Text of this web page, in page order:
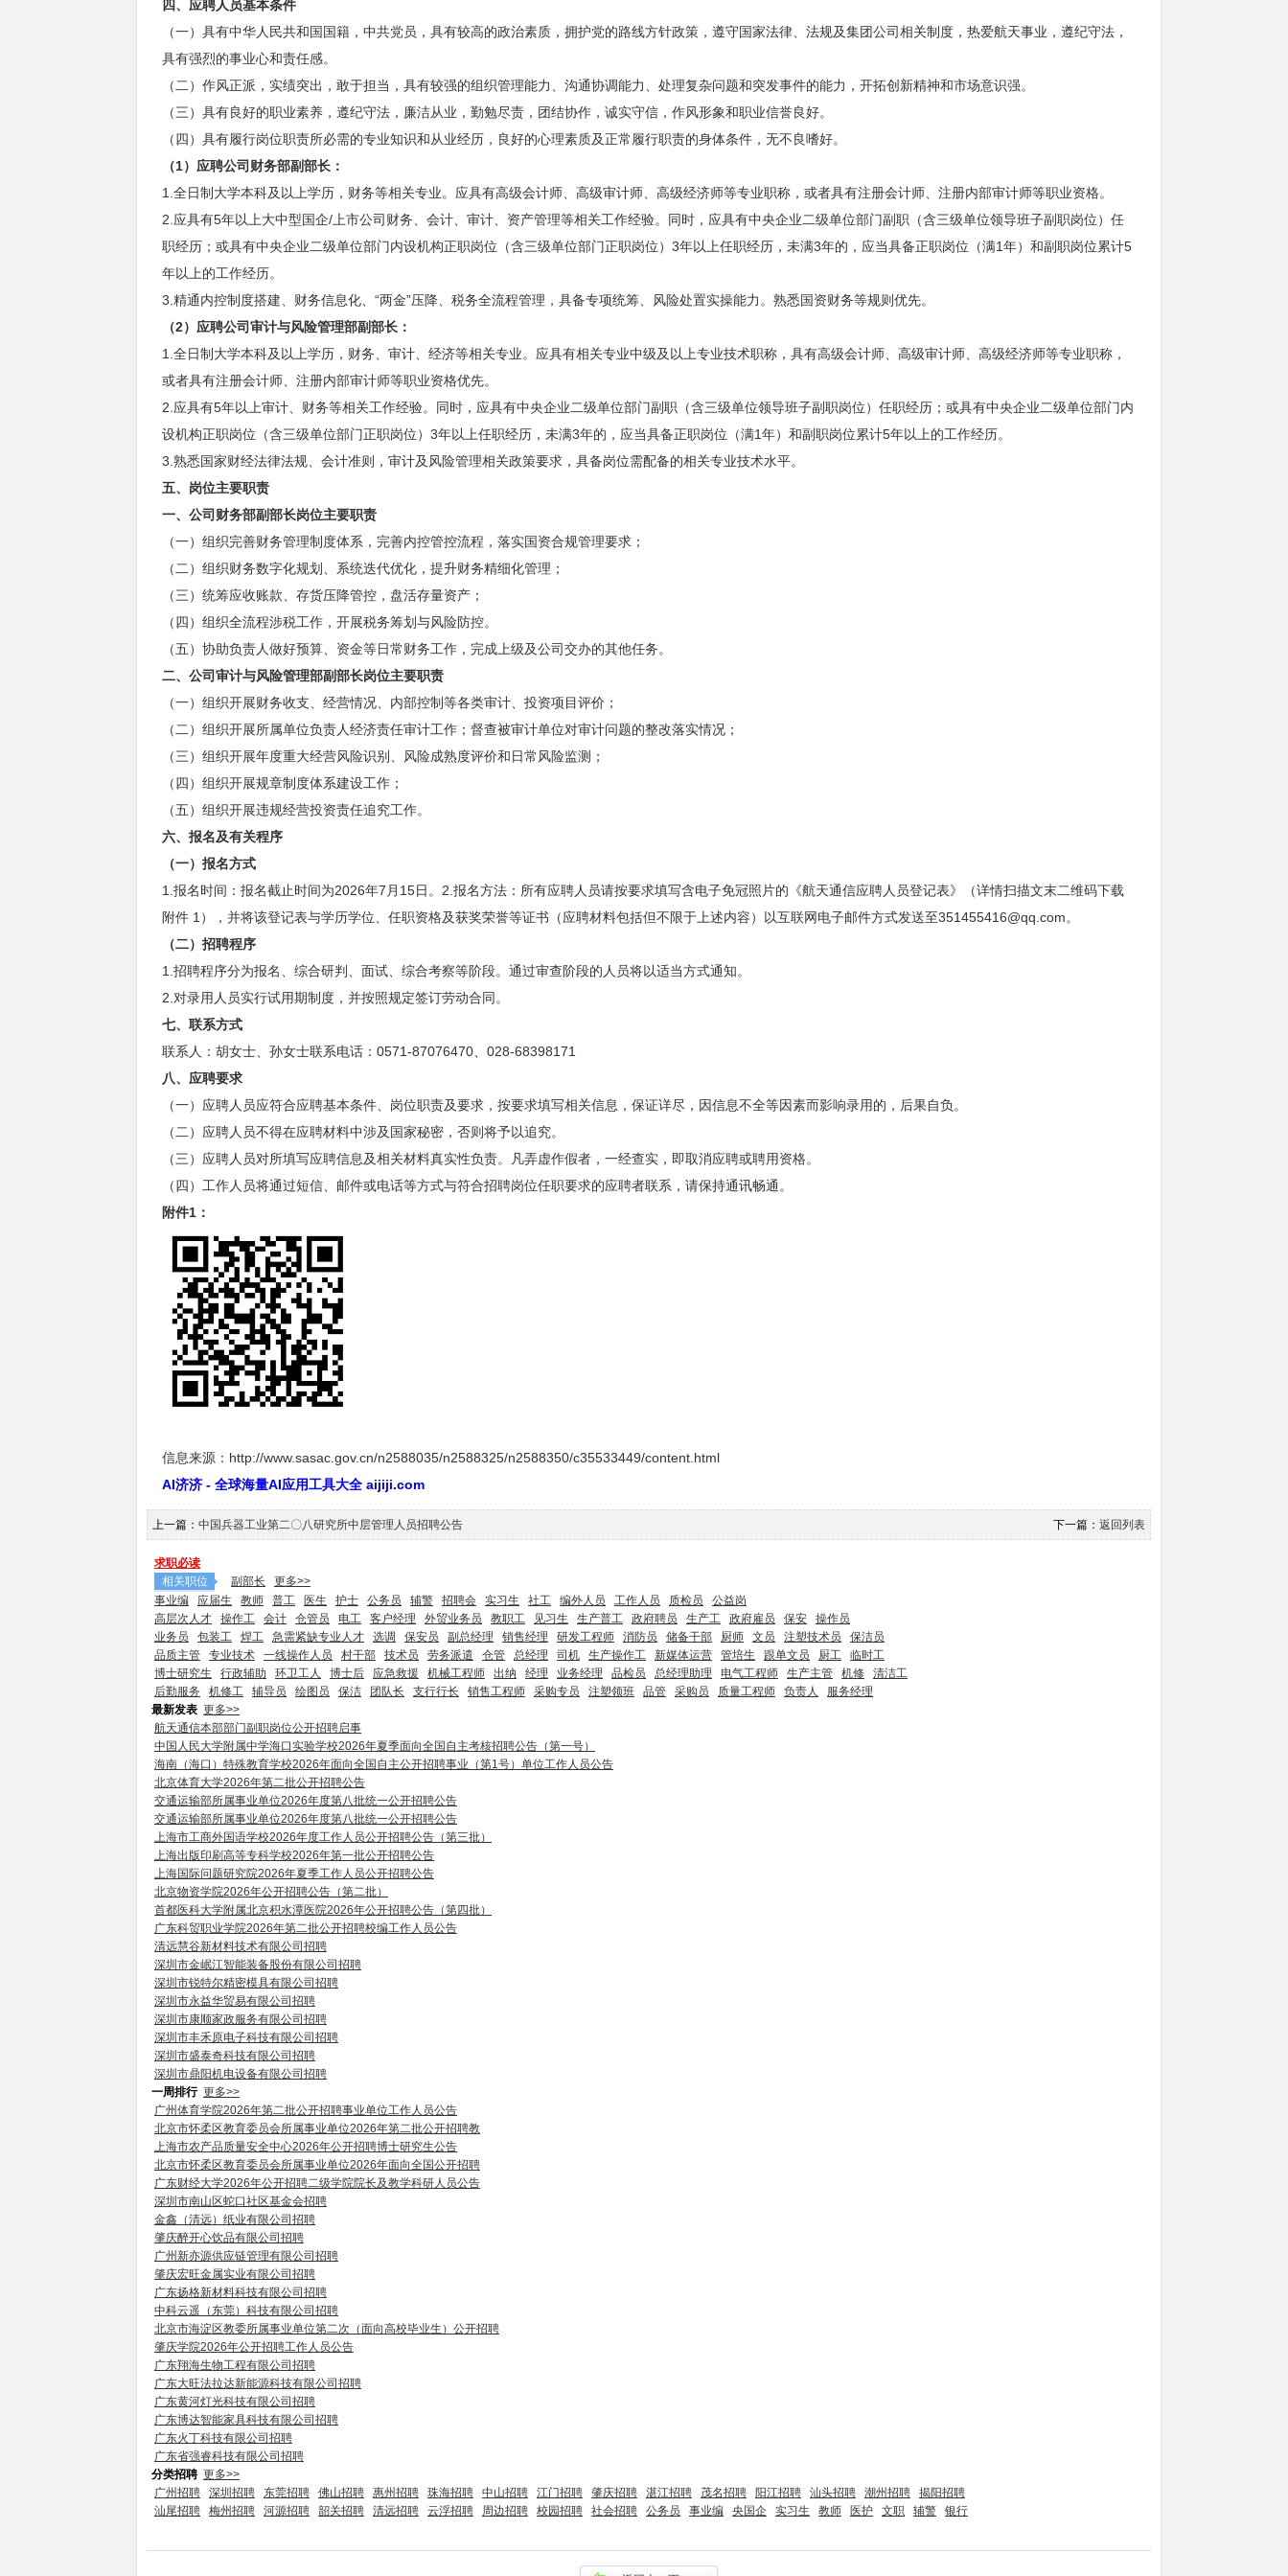
四、应聘人员基本条件
（一）具有中华人民共和国国籍，中共党员，具有较高的政治素质，拥护党的路线方针政策，遵守国家法律、法规及集团公司相关制度，热爱航天事业，遵纪守法，
具有强烈的事业心和责任感。
（二）作风正派，实绩突出，敢于担当，具有较强的组织管理能力、沟通协调能力、处理复杂问题和突发事件的能力，开拓创新精神和市场意识强。
（三）具有良好的职业素养，遵纪守法，廉洁从业，勤勉尽责，团结协作，诚实守信，作风形象和职业信誉良好。
（四）具有履行岗位职责所必需的专业知识和从业经历，良好的心理素质及正常履行职责的身体条件，无不良嗜好。
（1）应聘公司财务部副部长：
1.全日制大学本科及以上学历，财务等相关专业。应具有高级会计师、高级审计师、高级经济师等专业职称，或者具有注册会计师、注册内部审计师等职业资格。
2.应具有5年以上大中型国企/上市公司财务、会计、审计、资产管理等相关工作经验。同时，应具有中央企业二级单位部门副职（含三级单位领导班子副职岗位）任
职经历；或具有中央企业二级单位部门内设机构正职岗位（含三级单位部门正职岗位）3年以上任职经历，未满3年的，应当具备正职岗位（满1年）和副职岗位累计5
年以上的工作经历。
3.精通内控制度搭建、财务信息化、“两金”压降、税务全流程管理，具备专项统筹、风险处置实操能力。熟悉国资财务等规则优先。
（2）应聘公司审计与风险管理部副部长：
1.全日制大学本科及以上学历，财务、审计、经济等相关专业。应具有相关专业中级及以上专业技术职称，具有高级会计师、高级审计师、高级经济师等专业职称，
或者具有注册会计师、注册内部审计师等职业资格优先。
2.应具有5年以上审计、财务等相关工作经验。同时，应具有中央企业二级单位部门副职（含三级单位领导班子副职岗位）任职经历；或具有中央企业二级单位部门内
设机构正职岗位（含三级单位部门正职岗位）3年以上任职经历，未满3年的，应当具备正职岗位（满1年）和副职岗位累计5年以上的工作经历。
3.熟悉国家财经法律法规、会计准则，审计及风险管理相关政策要求，具备岗位需配备的相关专业技术水平。
五、岗位主要职责
一、公司财务部副部长岗位主要职责
（一）组织完善财务管理制度体系，完善内控管控流程，落实国资合规管理要求；
（二）组织财务数字化规划、系统迭代优化，提升财务精细化管理；
（三）统筹应收账款、存货压降管控，盘活存量资产；
（四）组织全流程涉税工作，开展税务筹划与风险防控。
（五）协助负责人做好预算、资金等日常财务工作，完成上级及公司交办的其他任务。
二、公司审计与风险管理部副部长岗位主要职责
（一）组织开展财务收支、经营情况、内部控制等各类审计、投资项目评价；
（二）组织开展所属单位负责人经济责任审计工作；督查被审计单位对审计问题的整改落实情况；
（三）组织开展年度重大经营风险识别、风险成熟度评价和日常风险监测；
（四）组织开展规章制度体系建设工作；
（五）组织开展违规经营投资责任追究工作。
六、报名及有关程序
（一）报名方式
1.报名时间：报名截止时间为2026年7月15日。2.报名方法：所有应聘人员请按要求填写含电子免冠照片的《航天通信应聘人员登记表》（详情扫描文末二维码下载
附件 1），并将该登记表与学历学位、任职资格及获奖荣誉等证书（应聘材料包括但不限于上述内容）以互联网电子邮件方式发送至351455416@qq.com。
（二）招聘程序
1.招聘程序分为报名、综合研判、面试、综合考察等阶段。通过审查阶段的人员将以适当方式通知。
2.对录用人员实行试用期制度，并按照规定签订劳动合同。
七、联系方式
联系人：胡女士、孙女士联系电话：0571-87076470、028-68398171
八、应聘要求
（一）应聘人员应符合应聘基本条件、岗位职责及要求，按要求填写相关信息，保证详尽，因信息不全等因素而影响录用的，后果自负。
（二）应聘人员不得在应聘材料中涉及国家秘密，否则将予以追究。
（三）应聘人员对所填写应聘信息及相关材料真实性负责。凡弄虚作假者，一经查实，即取消应聘或聘用资格。
（四）工作人员将通过短信、邮件或电话等方式与符合招聘岗位任职要求的应聘者联系，请保持通讯畅通。
附件1：
信息来源：http://www.sasac.gov.cn/n2588035/n2588325/n2588350/c35533449/content.html
AI济济 - 全球海量AI应用工具大全 aijiji.com
上一篇： 中国兵器工业第二〇八研究所中层管理人员招聘公告 下一篇： 返回列表
求职必读
相关职位
副部长
更多>>
事业编
应届生 教师 普工 医生 护士 公务员 辅警 招聘会 实习生 社工 编外人员 工作人员 质检员
公益岗
高层次人才
操作工 会计 仓管员 电工 客户经理 外贸业务员 教职工 见习生 生产普工 政府聘员 生产工 政府雇员 保安
操作员
业务员
包装工 焊工 急需紧缺专业人才 选调 保安员 副总经理 销售经理 研发工程师 消防员 储备干部 厨师 文员 注塑技术员
保洁员
品质主管
专业技术 一线操作人员 村干部 技术员 劳务派遣 仓管 总经理 司机 生产操作工 新媒体运营 管培生 跟单文员 厨工
临时工
博士研究生
行政辅助 环卫工人 博士后 应急救援 机械工程师 出纳 经理 业务经理 品检员 总经理助理 电气工程师 生产主管 机修
清洁工
后勤服务
机修工 辅导员 绘图员 保洁 团队长 支行行长 销售工程师 采购专员 注塑领班 品管 采购员 质量工程师 负责人
服务经理
最新发表 更多>>
航天通信本部部门副职岗位公开招聘启事
中国人民大学附属中学海口实验学校2026年夏季面向全国自主考核招聘公告（第一号）
海南（海口）特殊教育学校2026年面向全国自主公开招聘事业（第1号）单位工作人员公告
北京体育大学2026年第二批公开招聘公告
交通运输部所属事业单位2026年度第八批统一公开招聘公告
交通运输部所属事业单位2026年度第八批统一公开招聘公告
上海市工商外国语学校2026年度工作人员公开招聘公告（第三批）
上海出版印刷高等专科学校2026年第一批公开招聘公告
上海国际问题研究院2026年夏季工作人员公开招聘公告
北京物资学院2026年公开招聘公告（第二批）
首都医科大学附属北京积水潭医院2026年公开招聘公告（第四批）
广东科贸职业学院2026年第二批公开招聘校编工作人员公告
清远慧谷新材料技术有限公司招聘
深圳市金岷江智能装备股份有限公司招聘
深圳市锐特尔精密模具有限公司招聘
深圳市永益华贸易有限公司招聘
深圳市康顺家政服务有限公司招聘
深圳市丰禾原电子科技有限公司招聘
深圳市盛泰奇科技有限公司招聘
深圳市鼎阳机电设备有限公司招聘
一周排行 更多>>
广州体育学院2026年第二批公开招聘事业单位工作人员公告
北京市怀柔区教育委员会所属事业单位2026年第二批公开招聘教
上海市农产品质量安全中心2026年公开招聘博士研究生公告
北京市怀柔区教育委员会所属事业单位2026年面向全国公开招聘
广东财经大学2026年公开招聘二级学院院长及教学科研人员公告
深圳市南山区蛇口社区基金会招聘
金鑫（清远）纸业有限公司招聘
肇庆醉开心饮品有限公司招聘
广州新亦源供应链管理有限公司招聘
肇庆宏旺金属实业有限公司招聘
广东扬格新材料科技有限公司招聘
中科云遥（东莞）科技有限公司招聘
北京市海淀区教委所属事业单位第二次（面向高校毕业生）公开招聘
肇庆学院2026年公开招聘工作人员公告
广东翔海生物工程有限公司招聘
广东大旺法拉达新能源科技有限公司招聘
广东黄河灯光科技有限公司招聘
广东博达智能家具科技有限公司招聘
广东火丁科技有限公司招聘
广东省强睿科技有限公司招聘
分类招聘 更多>>
广州招聘
深圳招聘 东莞招聘 佛山招聘 惠州招聘 珠海招聘 中山招聘 江门招聘 肇庆招聘 湛江招聘 茂名招聘 阳江招聘 汕头招聘 潮州招聘
揭阳招聘
汕尾招聘
梅州招聘 河源招聘 韶关招聘 清远招聘 云浮招聘 周边招聘 校园招聘 社会招聘 公务员 事业编 央国企 实习生 教师 医护 文职 辅警 银行